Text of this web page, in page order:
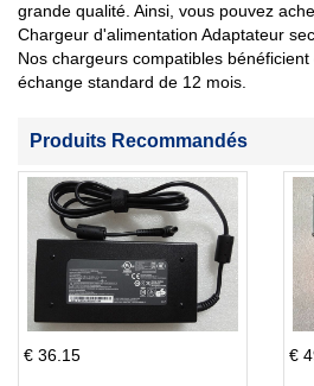
grande qualité. Ainsi, vous pouvez
Chargeur d'alimentation Adaptateur
Nos chargeurs compatibles
échange standard de 12 mois.
Produits Recommandés
€ 36.15 €